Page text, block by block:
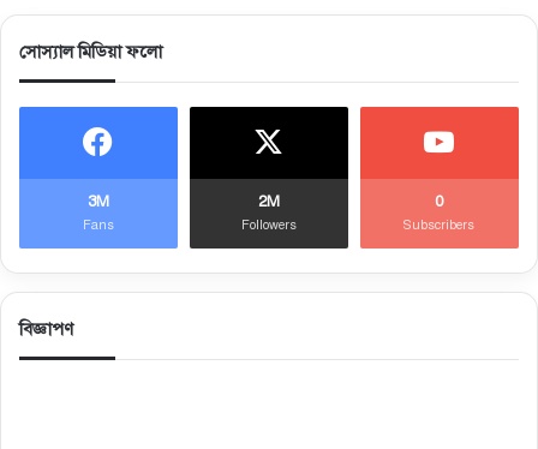
সোস্যাল মিডিয়া ফলো
3M
Fans
2M
Followers
0
Subscribers
বিজ্ঞাপণ